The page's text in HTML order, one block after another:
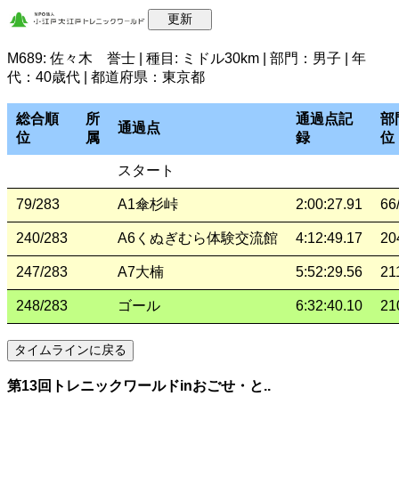
M689: 佐々木 誉士 | 種目: ミドル30km | 部門：男子 | 年
代：40歳代 | 都道府県：東京都
総合順
位
所
属
通過点
通過点記
録
部
位
スタート
79/283 A1傘杉峠 2:00:27.91
240/283 A6くぬぎむら体験交流館 4:12:49.17
247/283 A7大楠 5:52:29.56
248/283 ゴール 6:32:40.10
第13回トレニックワールドinおごせ・と..